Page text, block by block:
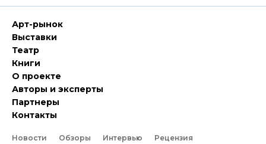
Арт-рынок
Выставки
Театр
Книги
О проекте
Авторы и эксперты
Партнеры
Контакты
Новости Обзоры Интервью
Рецензия